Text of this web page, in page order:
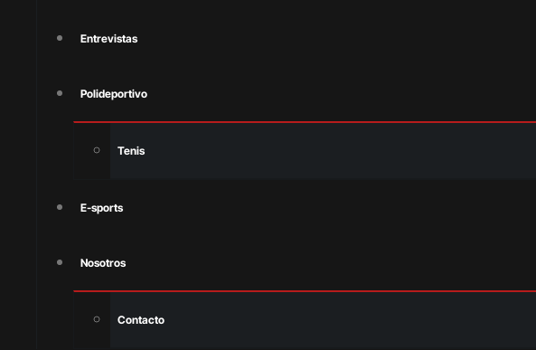
Entrevistas
Polideportivo
Tenis
E-sports
Nosotros
Contacto